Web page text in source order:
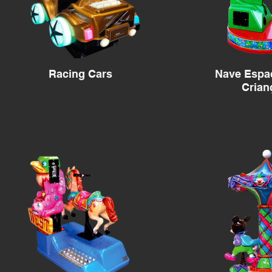
Racing Cars
Nave